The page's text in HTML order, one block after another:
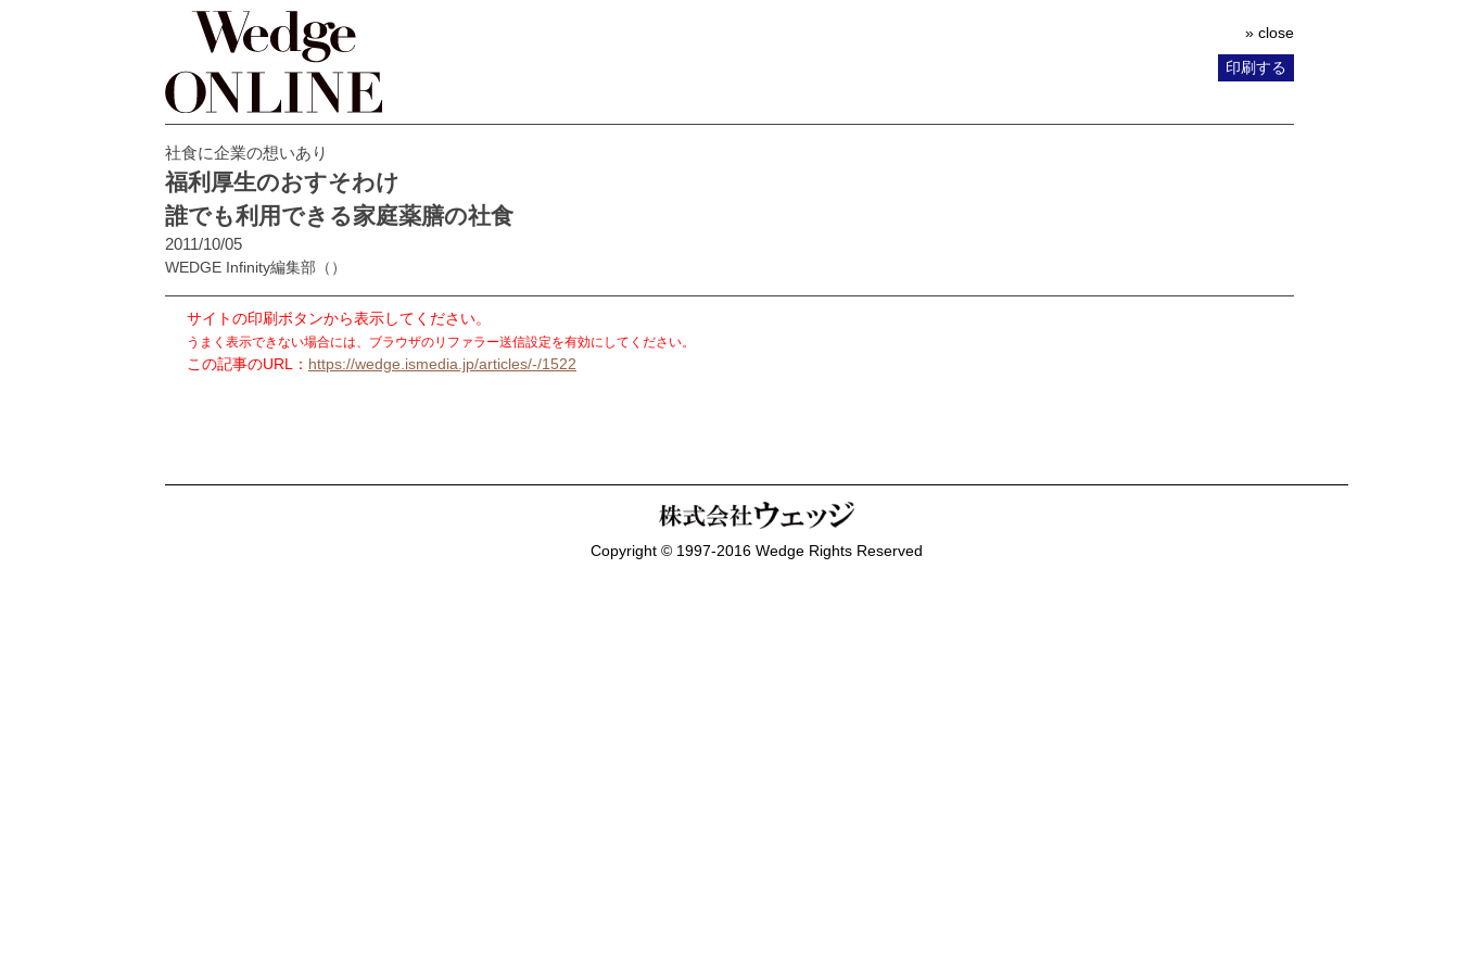
» close
印刷する
社食に企業の想いあり
福利厚生のおすそわけ
誰でも利用できる家庭薬膳の社食
2011/10/05
WEDGE Infinity編集部 （）
サイトの印刷ボタンから表示してください。
うまく表示できない場合には、ブラウザのリファラー送信設定を有効にしてください。
この記事のURL： https://wedge.ismedia.jp/articles/-/1522
Copyright © 1997-2016 Wedge Rights Reserved